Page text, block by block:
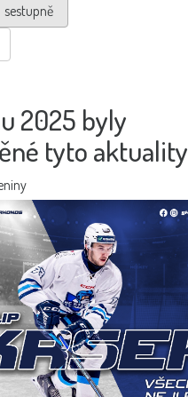
sestupně
2025 byly
tyto aktuality